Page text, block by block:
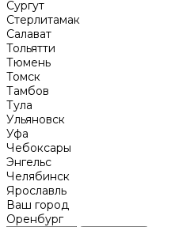
Сургут
Стерлитамак
Салават
Тольятти
Тюмень
Томск
Тамбов
Тула
Ульяновск
Уфа
Чебоксары
Энгельс
Челябинск
Ярославль
Ваш город
Оренбург